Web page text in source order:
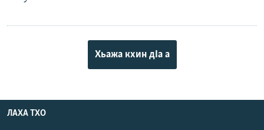
Хьажа кхин дIа а
ЛАХА ТХО